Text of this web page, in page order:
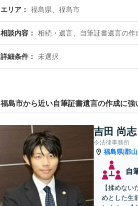
エリア 福島県、福島市
相談内容 相続・遺言、自筆証書遺言の作
詳細条件 未選択
福島市から近い自筆証書遺言の作成に強
吉田 尚志
令法律事務所
福島県|郡
自
【揉めな
めとした生